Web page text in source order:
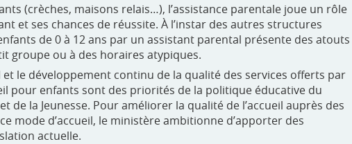
(crèches, maisons relais…), l’assistance parentale joue un rôle
et ses chances de réussite. À l’instar des autres structures
de 0 à 12 ans par un assistant parental présente des atouts
groupe ou à des horaires atypiques.
le développement continu de la qualité des services offerts par
pour enfants sont des priorités de la politique éducative du
de la Jeunesse. Pour améliorer la qualité de l’accueil auprès des
mode d’accueil, le ministère ambitionne d’apporter des
actuelle.